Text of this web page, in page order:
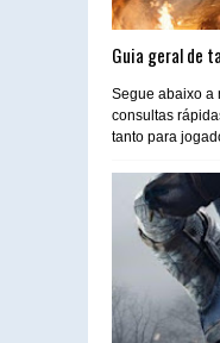
Guia geral de
Segue abaixo a
consultas
tanto para